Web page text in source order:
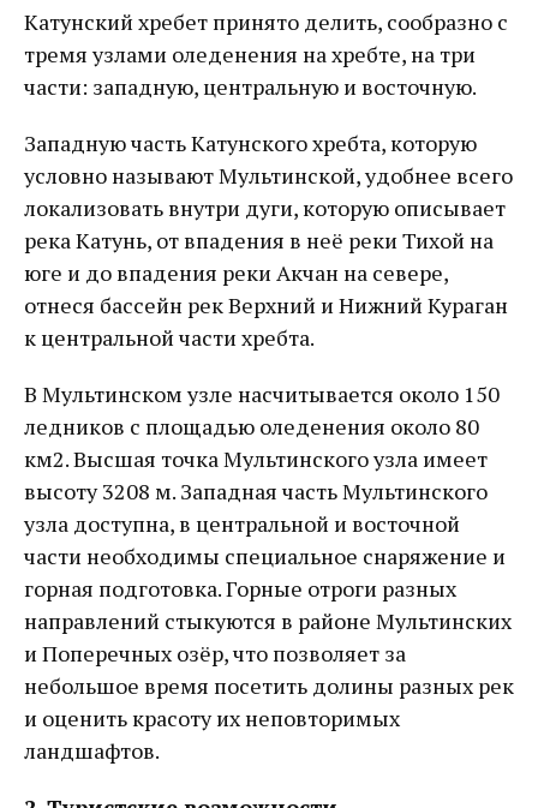
Катунский хребет принято делить, сообразно с
тремя узлами оледенения на хребте, на три
части: западную, центральную и восточную.
Западную часть Катунского хребта, которую
условно называют Мультинской, удобнее всего
локализовать внутри дуги, которую описывает
река Катунь, от впадения в неё реки Тихой на
юге и до впадения реки Акчан на севере,
отнеся бассейн рек Верхний и Нижний Кураган
к центральной части хребта.
В Мультинском узле насчитывается около 150
ледников с площадью оледенения около 80
км2. Высшая точка Мультинского узла имеет
высоту 3208 м. Западная часть Мультинского
узла доступна, в центральной и восточной
части необходимы специальное снаряжение и
горная подготовка. Горные отроги разных
направлений стыкуются в районе Мультинских
и Поперечных озёр, что позволяет за
небольшое время посетить долины разных рек
и оценить красоту их неповторимых
ландшафтов.